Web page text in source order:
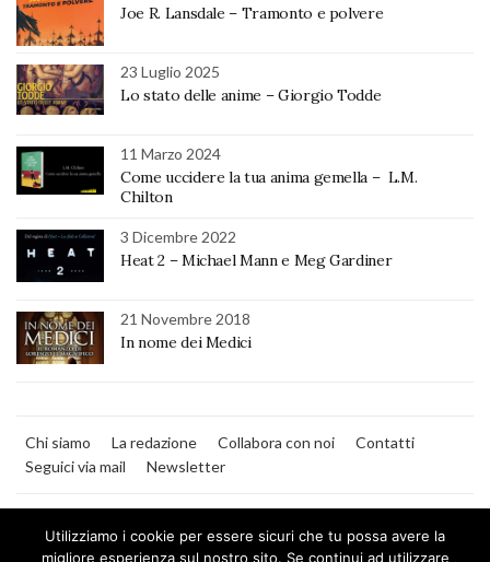
Joe R. Lansdale – Tramonto e polvere
23 Luglio 2025
Lo stato delle anime – Giorgio Todde
11 Marzo 2024
Come uccidere la tua anima gemella – L.M.
Chilton
3 Dicembre 2022
Heat 2 – Michael Mann e Meg Gardiner
21 Novembre 2018
In nome dei Medici
Chi siamo La redazione Collabora con noi
Contatti
Seguici via mail
Newsletter
Utilizziamo i cookie per essere sicuri che tu possa avere la
migliore esperienza sul nostro sito. Se continui ad utilizzare